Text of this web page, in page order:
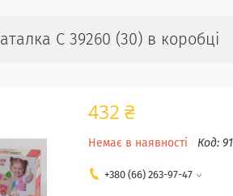
С 39260 (30) в коробці
432 ₴
Немає в наявності Код:
+380 (66) 263-97-47